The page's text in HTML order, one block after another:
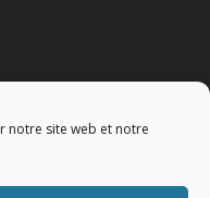
notre site web et notre
Saône Centre